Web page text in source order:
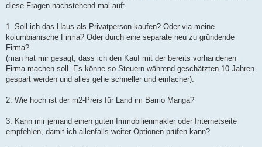
diese Fragen nachstehend mal auf:
1. Soll ich das Haus als Privatperson kaufen? Oder via meine
kolumbianische Firma? Oder durch eine separate neu zu gründende
Firma?
(man hat mir gesagt, dass ich den Kauf mit der bereits vorhandenen
Firma machen soll. Es könne so Steuern während geschätzten 10 Jahren
gespart werden und alles gehe schneller und einfacher).
2. Wie hoch ist der m2-Preis für Land im Barrio Manga?
3. Kann mir jemand einen guten Immobilienmakler oder Internetseite
empfehlen, damit ich allenfalls weiter Optionen prüfen kann?